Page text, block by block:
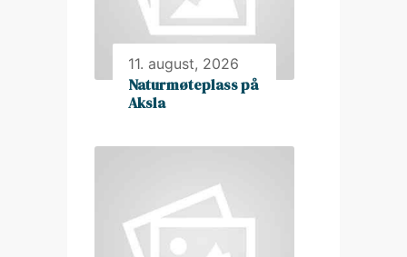
11. august, 2026
Naturmøteplass på
Aksla